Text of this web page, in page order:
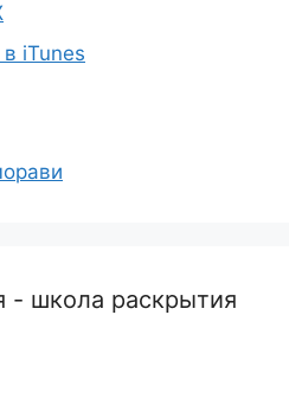
iTunes
- школа раскрытия